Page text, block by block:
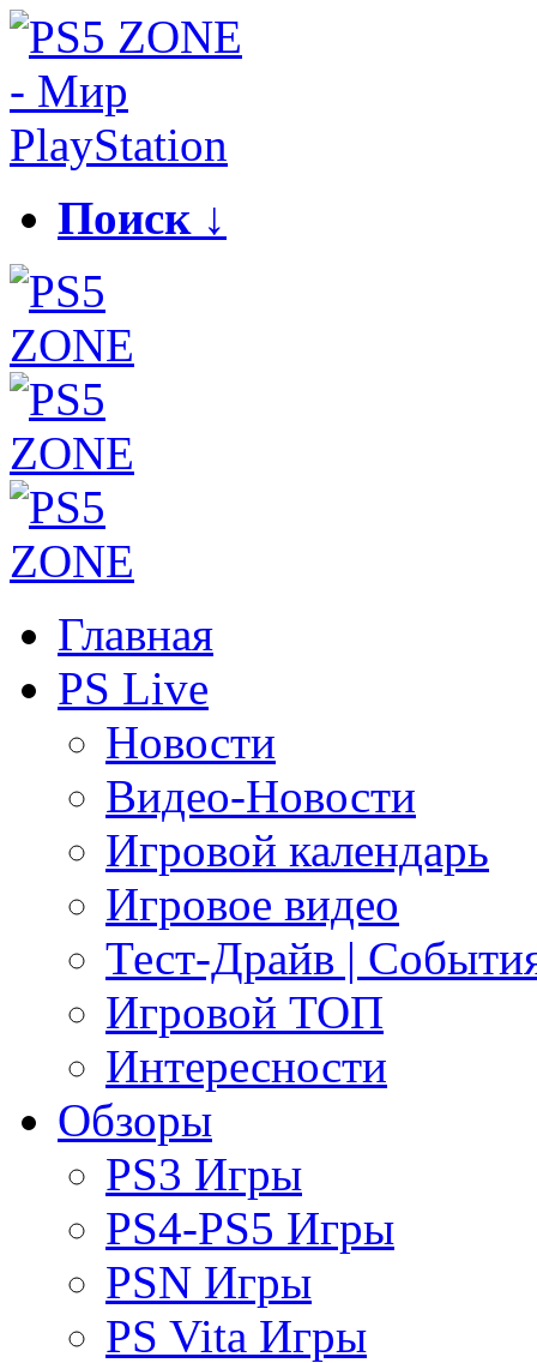
Поиск ↓
Главная
PS Live
Новости
Видео-Новости
Игровой календарь
Игровое видео
Тест-Драйв |
Игровой ТОП
Интересности
Обзоры
PS3 Игры
PS4-PS5 Игры
PSN Игры
PS Vita Игры